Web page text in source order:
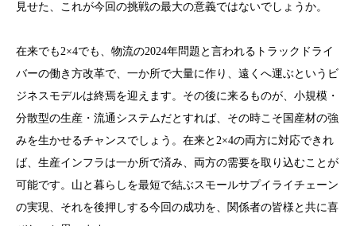
見せた、これが今回の挑戦の最大の意義ではないでしょうか。
在来でも2×4でも、物流の2024年問題と言われるトラックドライ
バーの働き方改革で、一か所で大量に作り、遠くへ運ぶというビ
ジネスモデルは終焉を迎えます。その後に来るものが、小規模・
分散型の生産・流通システムだとすれば、その時こそ国産材の強
みを生かせるチャンスでしょう。在来と2×4の両方に対応できれ
ば、生産インフラは一か所で済み、両方の需要を取り込むことが
可能です。山と暮らしを最短で結ぶスモールサプイライチェーン
の実現、それを後押しする今回の成功を、関係者の皆様と共に喜